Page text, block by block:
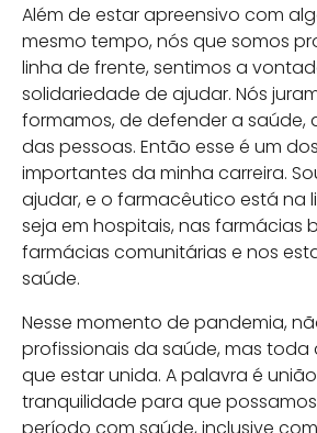
Além de estar apreensivo com
mesmo tempo, nós que somos
linha de frente, sentimos a
solidariedade de ajudar. Nós
formamos, de defender a saúde,
das pessoas. Então esse é um
importantes da minha carreira.
ajudar, e o farmacêutico está na
seja em hospitais, nas farmácias
farmácias comunitárias e nos
saúde.
Nesse momento de pandemia,
profissionais da saúde, mas
que estar unida. A palavra é
tranquilidade para que
período com saúde, inclusive